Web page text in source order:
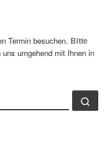
Termin besuchen. Bitte
umgehend mit Ihnen in